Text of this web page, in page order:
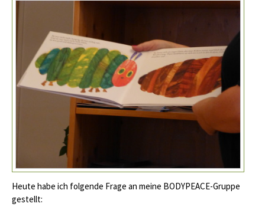
Heute habe ich folgende Frage an meine BODYPEACE-Gruppe
gestellt: